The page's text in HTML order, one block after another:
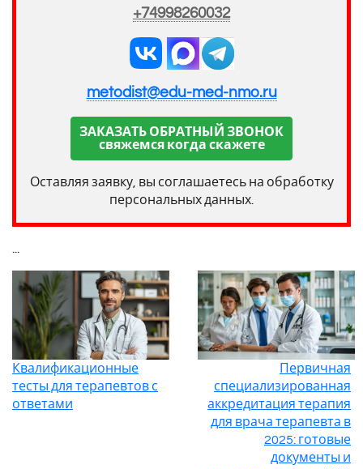
+74998260032
metodist@edu-med-nmo.ru
ЗАКАЗАТЬ ОБРАТНЫЙ ЗВОНОК
свяжемся когда скажете
Оставляя заявку, вы соглашаетесь на обработку
персональных данных.
Квалификационные
тесты для терапевтов с
ответами
Первичная
специализированная
аккредитация терапия
для врача терапевта в
2025: готовые
документы и